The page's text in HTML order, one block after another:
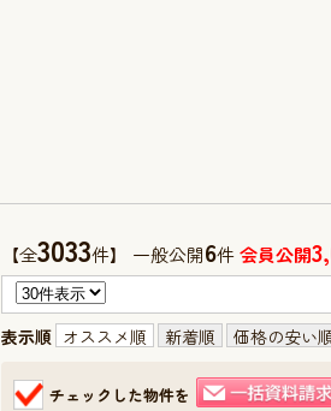
【全3033件】 一般公開6件会員公開
表示順 オススメ順 新着順 価格の安い
チェックした物件を